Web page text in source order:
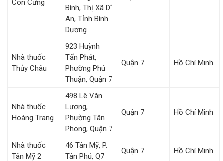
Con Cưng
Bình, Thị Xã Dĩ
An, Tỉnh Bình
Dương
Nhà thuốc
Thủy Châu
923 Huỳnh
Tấn Phát,
Phường Phú
Thuận, Quận 7
Quận 7 Hồ Chí Minh
Nhà thuốc
Hoàng Trang
498 Lê Văn
Lương,
Phường Tân
Phong, Quận 7
Quận 7 Hồ Chí Minh
Nhà thuốc
Tân Mỹ 2
46 Tân Mỹ, P.
Tân Phú, Q7
Quận 7 Hồ Chí Minh